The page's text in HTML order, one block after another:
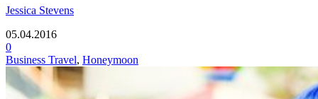
Jessica Stevens
05.04.2016
0
Business Travel, Honeymoon